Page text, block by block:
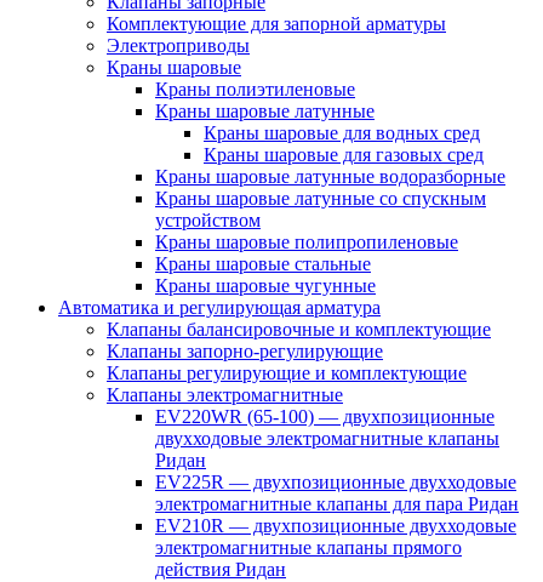
Комплектующие для запорной арматуры
Электроприводы
Краны шаровые
Краны полиэтиленовые
Краны шаровые латунные
Краны шаровые для водных сред
Краны шаровые для газовых сред
Краны шаровые латунные водоразборные
Краны шаровые латунные со спускным
устройством
Краны шаровые полипропиленовые
Краны шаровые стальные
Краны шаровые чугунные
Автоматика и регулирующая арматура
Клапаны балансировочные и комплектующие
Клапаны запорно-регулирующие
Клапаны регулирующие и комплектующие
Клапаны электромагнитные
EV220WR (65-100) — двухпозиционные
двухходовые электромагнитные клапаны
Ридан
EV225R — двухпозиционные двухходовые
электромагнитные клапаны для пара Ридан
EV210R — двухпозиционные двухходовые
электромагнитные клапаны прямого
действия Ридан